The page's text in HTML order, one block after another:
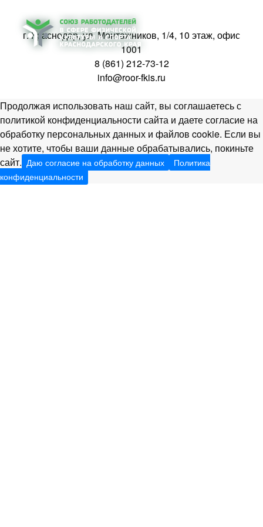
г. Краснодар, ул. Монтажников, 1/4, 10 этаж, офис
1001
8 (861) 212-73-12
info@roor-fkis.ru
Продолжая использовать наш сайт, вы соглашаетесь с
политикой конфиденциальности сайта и даете согласие на
обработку персональных данных и файлов cookie. Если вы
не хотите, чтобы ваши данные обрабатывались, покиньте
сайт. Даю согласие на обработку данных
Политика
конфиденциальности